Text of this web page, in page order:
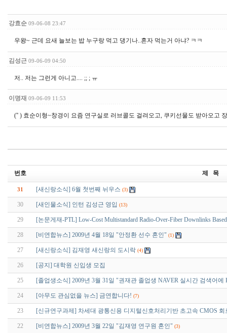
강효순 09-06-08 23:47
우왕~ 근데 요새 늘보는 밥 누구랑 먹고 댕기나..혼자 먹는거 아냐? ㅋㅋ
김성근 09-06-09 04:50
저.. 저는 그런게 아니고.... ;; ; ㅠ
이명재 09-06-09 11:53
('' ) 효순이형~창경이 요즘 연구실로 러브콜도 걸려오고, 쿠키선물도 받아오고
번호 제 목
31 [새신랑소식] 6월 첫번째 뉘우스 (3)
30 [새인물소식] 인턴 김성근 영입 (13)
29 [논문게재-PTL] Low-Cost Multistandard Radio-Over-Fiber Downlinks
28 [비연합뉴스] 2009년 4월 18일 "안정환 선수 혼인" (1)
27 [새신랑소식] 김재영 새신랑의 도시락 (4)
26 [공지] 대학원 신입생 모집
25 [졸업생소식] 2009년 3월 31일 "권재관 졸업생 NAVER 실시간 검색어에
24 [아무도 관심없을 뉴스] 금연합니다! (7)
23 [신규연구과제] 차세대 광통신용 디지털신호처리기반 초고속 CMOS 회
22 [비연합뉴스] 2009년 3월 22일 "김재영 연구원 혼인" (3)